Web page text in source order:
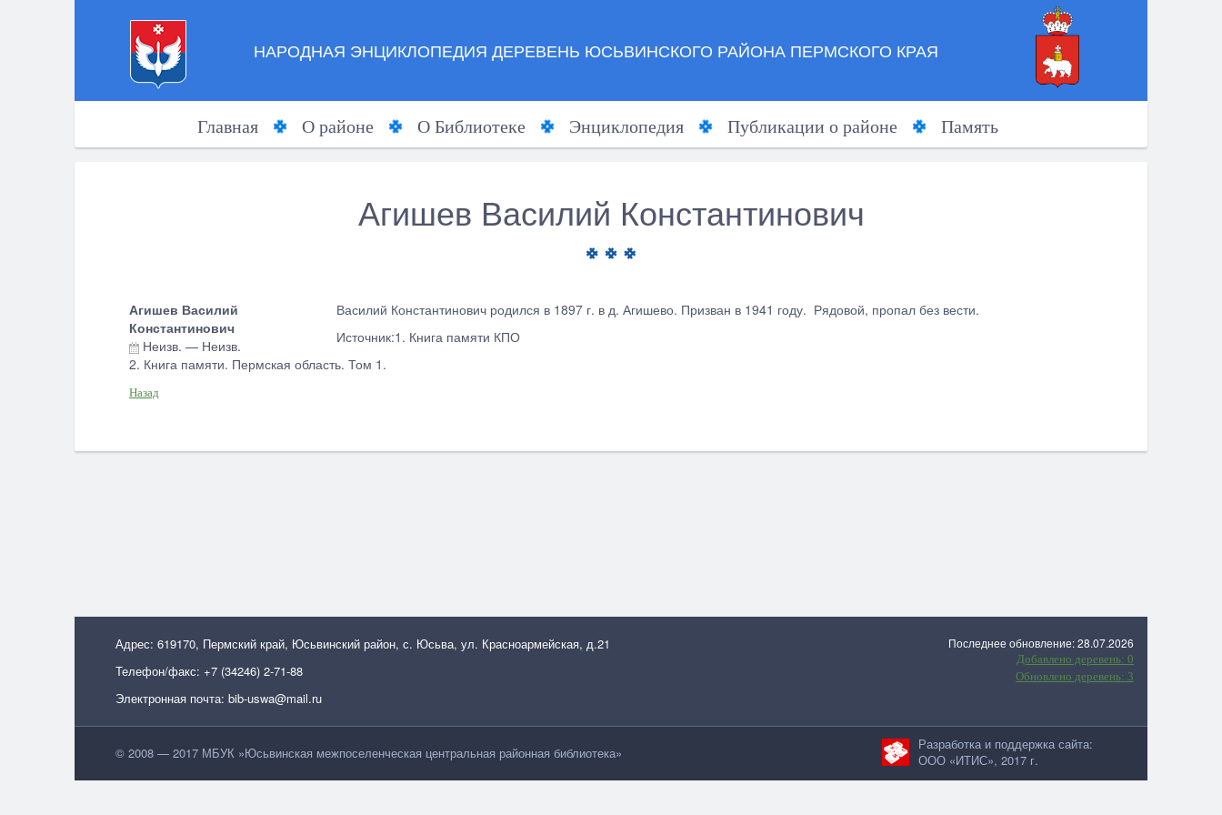
НАРОДНАЯ ЭНЦИКЛОПЕДИЯ ДЕРЕВЕНЬ ЮСЬВИНСКОГО РАЙОНА ПЕРМСКОГО КРАЯ
Главная О районе О Библиотеке Энциклопедия Публикации о районе Память
Агишев Василий Константинович
Агишев Василий
Константинович
Неизв. — Неизв.
Василий Константинович родился в 1897 г. в д. Агишево. Призван в 1941 году. Рядовой, пропал без вести.
Источник:1. Книга памяти КПО
2. Книга памяти. Пермская область. Том 1.
Назад
Адрес: 619170, Пермский край, Юсьвинский район, с. Юсьва, ул. Красноармейская, д.21
Телефон/факс: +7 (34246) 2-71-88
Электронная почта: bib-uswa@mail.ru
Последнее обновление: 28.07.2026
Добавлено деревень: 0
Обновлено деревень: 3
© 2008 — 2017 МБУК »Юсьвинская межпоселенческая центральная районная библиотека»
Разработка и поддержка сайта:
ООО «ИТИС», 2017 г.